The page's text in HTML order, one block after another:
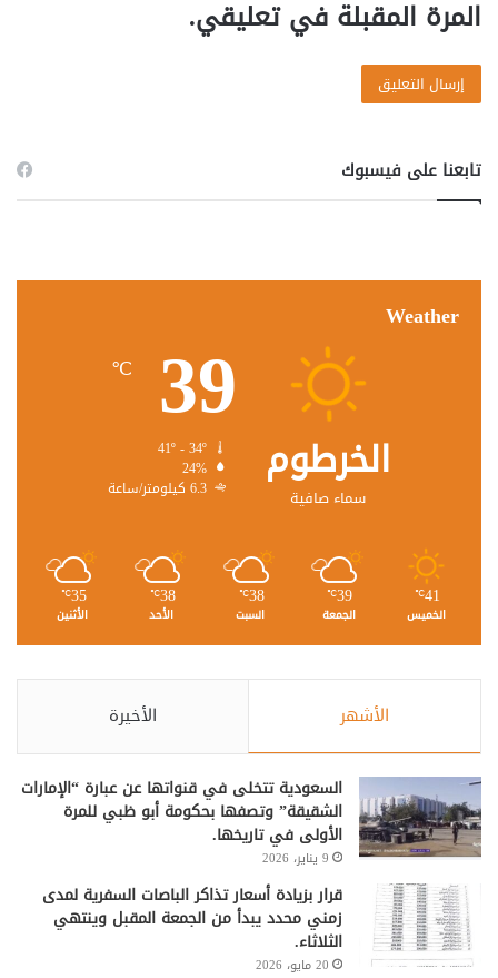
المرة المقبلة في تعليقي.
تابعنا على فيسبوك
Weather
الخرطوم
سماء صافية
39
℃
24%
6.3 كيلومتر/ساعة
41
℃
الخميس
39
℃
الجمعة
38
℃
السبت
38
℃
الأحد
35
℃
الأثنين
الأشهر الأخيرة
السعودية تتخلى في قنواتها عن عبارة “الإمارات
الشقيقة” وتصفها بحكومة أبو ظبي للمرة
الأولى في تاريخها.
9 يناير، 2026
قرار بزيادة أسعار تذاكر الباصات السفرية لمدى
زمني محدد يبدأ من الجمعة المقبل وينتهي
الثلاثاء.
20 مايو، 2026